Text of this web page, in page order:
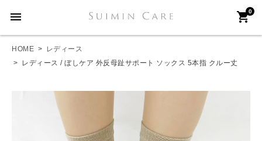
menu 0
shopping_cart
HOME
レディース
レディース / ぼしケア 外反母趾サポート ソックス 5本指 クルー丈